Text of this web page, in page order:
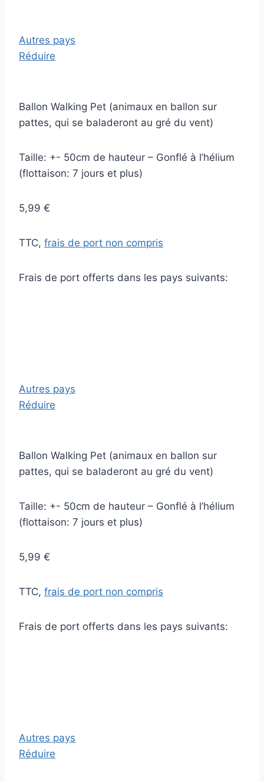
Autres pays
Réduire
Ballon Walking Pet (animaux en ballon sur
pattes, qui se baladeront au gré du vent)
Taille: +- 50cm de hauteur – Gonflé à l’hélium
(flottaison: 7 jours et plus)
5,99 €
TTC, frais de port non compris
Frais de port offerts dans les pays suivants:
Autres pays
Réduire
Ballon Walking Pet (animaux en ballon sur
pattes, qui se baladeront au gré du vent)
Taille: +- 50cm de hauteur – Gonflé à l’hélium
(flottaison: 7 jours et plus)
5,99 €
TTC, frais de port non compris
Frais de port offerts dans les pays suivants:
Autres pays
Réduire